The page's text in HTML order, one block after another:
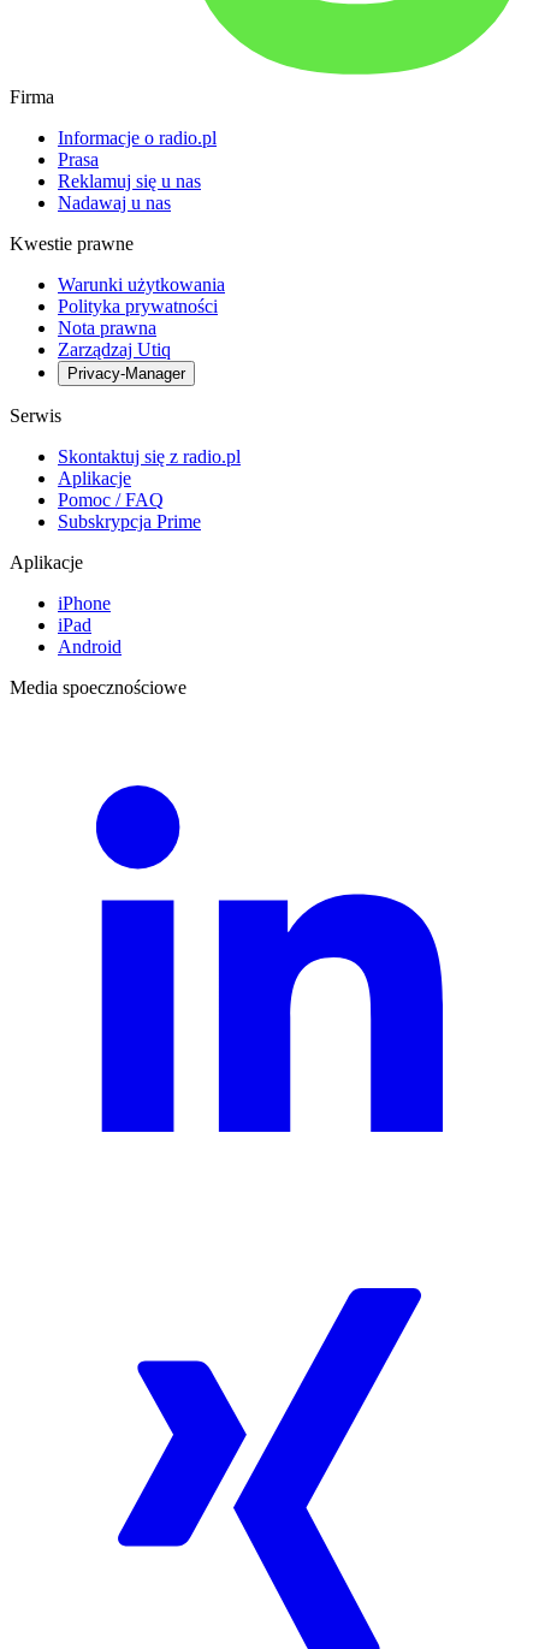
Firma
Informacje o radio.pl
Prasa
Reklamuj się u nas
Nadawaj u nas
Kwestie prawne
Warunki użytkowania
Polityka prywatności
Nota prawna
Zarządzaj Utiq
Privacy-Manager
Serwis
Skontaktuj się z radio.pl
Aplikacje
Pomoc / FAQ
Subskrypcja Prime
Aplikacje
iPhone
iPad
Android
Media spoecznościowe